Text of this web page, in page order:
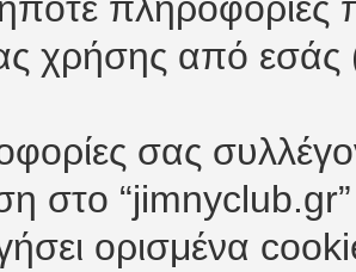
πληροφορίες
χρήσης από εσάς
σας
στο
ορισμένα